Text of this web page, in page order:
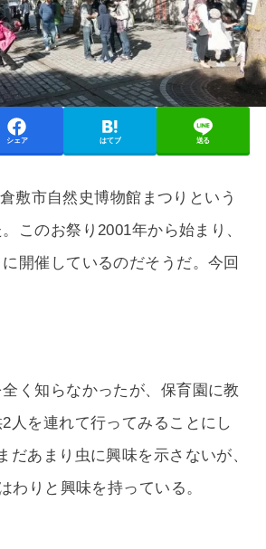
シェア はてブ 送る
敷市自然史博物館まつりという
このお祭り2001年から始まり、
開催しているのだそうだ。今回
く知らなかったが、保育園に教
人を連れて行ってみることにし
だあまり虫に興味を示さないが、
わりと興味を持っている。